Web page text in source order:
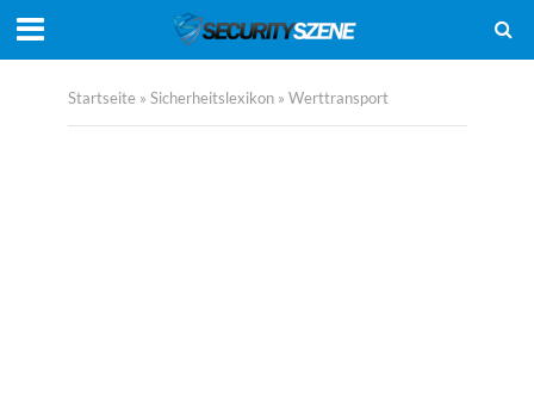
Startseite » Sicherheitslexikon» Werttransport